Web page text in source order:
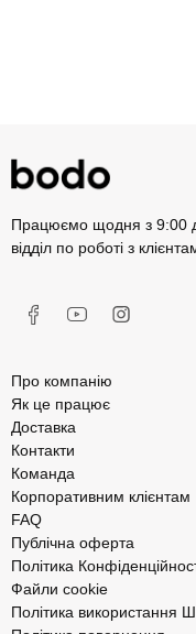
Працюємо щодня з 9:00
відділ по роботі з
Про компанію
Як це працює
Доставка
Контакти
Команда
Корпоративним клієнтам
FAQ
Публічна оферта
Політика
Файли cookie
Політика використання